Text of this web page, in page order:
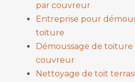
par couvreur
Entreprise pour
toiture
Démoussage de toiture
couvreur
Nettoyage de toit